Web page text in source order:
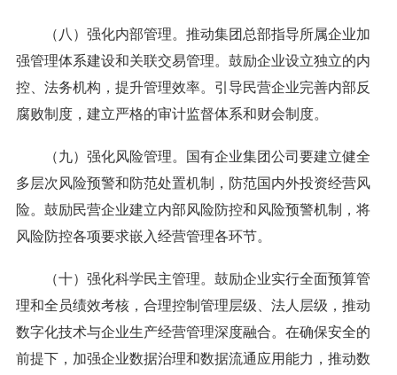
（八）强化内部管理。推动集团总部指导所属企业加
强管理体系建设和关联交易管理。鼓励企业设立独立的内
控、法务机构，提升管理效率。引导民营企业完善内部反
腐败制度，建立严格的审计监督体系和财会制度。
（九）强化风险管理。国有企业集团公司要建立健全
多层次风险预警和防范处置机制，防范国内外投资经营风
险。鼓励民营企业建立内部风险防控和风险预警机制，将
风险防控各项要求嵌入经营管理各环节。
（十）强化科学民主管理。鼓励企业实行全面预算管
理和全员绩效考核，合理控制管理层级、法人层级，推动
数字化技术与企业生产经营管理深度融合。在确保安全的
前提下，加强企业数据治理和数据流通应用能力，推动数